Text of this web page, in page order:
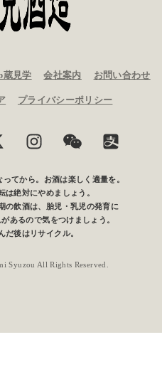
百町字旭 46 番地
蔵見学 会社案内 お問い合わせ
プライバシーポリシー
ってから。お酒は楽しく適量を。
は絶対にやめましょう。
の飲酒は、胎児・乳児の発育に
あるので気をつけましょう。
だ後はリサイクル。
Syuzou All Rights Reserved.